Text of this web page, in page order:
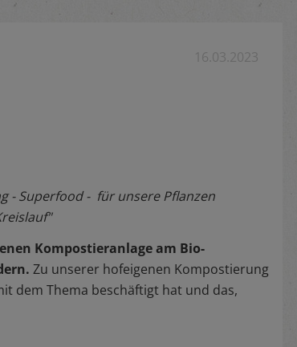
16.03.2023
- Superfood - für unsere Pflanzen
Kompostieranlage am Bio-
Zu unserer hofeigenen Kompostierung
dem Thema beschäftigt hat und das,